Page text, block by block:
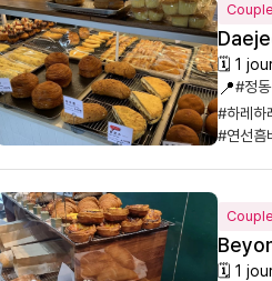
Couple
🗓 1
📍#정
#하레
#연선흠
Couple
🗓 1